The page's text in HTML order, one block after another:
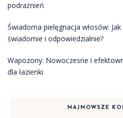
podrażnień
Świadoma pielęgnacja włosów:
świadomie i odpowiedzialnie?
Wapozony: Nowoczesne i
dla łazienki
NAJNOWSZE